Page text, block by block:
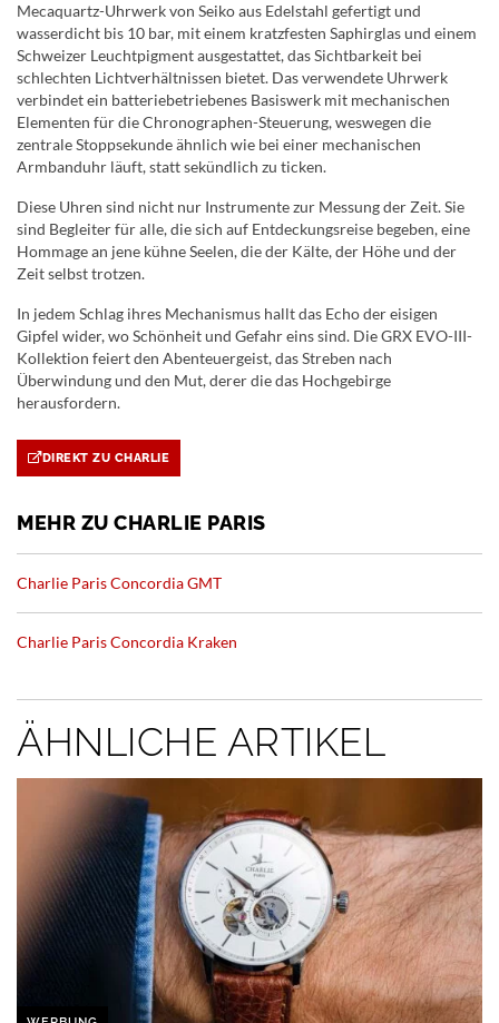
Mecaquartz-Uhrwerk von Seiko aus Edelstahl gefertigt und
wasserdicht bis 10 bar, mit einem kratzfesten Saphirglas und einem
Schweizer Leuchtpigment ausgestattet, das Sichtbarkeit bei
schlechten Lichtverhältnissen bietet. Das verwendete Uhrwerk
verbindet ein batteriebetriebenes Basiswerk mit mechanischen
Elementen für die Chronographen-Steuerung, weswegen die
zentrale Stoppsekunde ähnlich wie bei einer mechanischen
Armbanduhr läuft, statt sekündlich zu ticken.
Diese Uhren sind nicht nur Instrumente zur Messung der Zeit. Sie
sind Begleiter für alle, die sich auf Entdeckungsreise begeben, eine
Hommage an jene kühne Seelen, die der Kälte, der Höhe und der
Zeit selbst trotzen.
In jedem Schlag ihres Mechanismus hallt das Echo der eisigen
Gipfel wider, wo Schönheit und Gefahr eins sind. Die GRX EVO-III-
Kollektion feiert den Abenteuergeist, das Streben nach
Überwindung und den Mut, derer die das Hochgebirge
herausfordern.
DIREKT ZU CHARLIE
MEHR ZU CHARLIE PARIS
Charlie Paris Concordia GMT
Charlie Paris Concordia Kraken
ÄHNLICHE ARTIKEL